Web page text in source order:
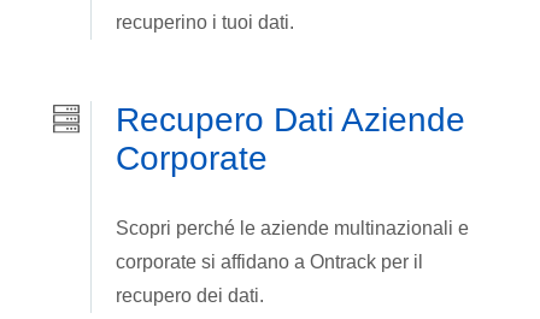
recuperino i tuoi dati.
Recupero Dati Aziende
Corporate
Scopri perché le aziende multinazionali e
corporate si affidano a Ontrack per il
recupero dei dati.